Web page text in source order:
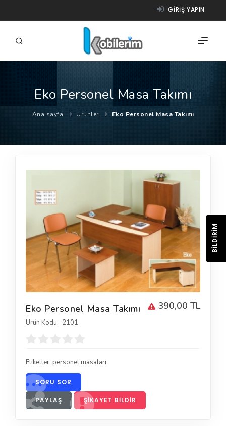
GIRIŞ YAPIN
FIRMALAR
ÜRÜNLER
NASIL ÇALIŞIR?
Eko Personel Masa Takımı
Ana sayfa Ürünler Eko Personel Masa Takımı
390,00 TL
Eko Personel Masa Takımı
Ürün Kodu: 2101
Etiketler: personel masaları
SORU SOR
PAYLAŞ ŞIKAYET BILDIR
BILDIRIM